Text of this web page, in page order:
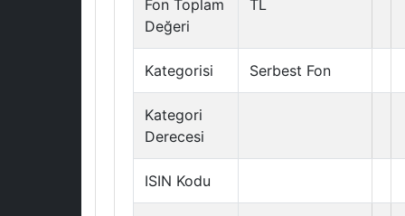
Fon Toplam
Değeri
TL
Kategorisi Serbest Fon
Kategori
Derecesi
ISIN Kodu